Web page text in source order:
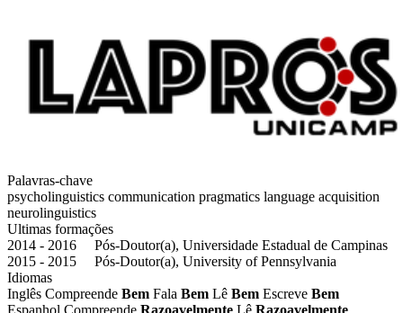
Palavras-chave
psycholinguistics communication pragmatics language acquisition
neurolinguistics
Ultimas formações
2014 - 2016 Pós-Doutor(a), Universidade Estadual de Campinas
2015 - 2015 Pós-Doutor(a), University of Pennsylvania
Idiomas
Inglês Compreende Bem Fala Bem Lê Bem Escreve Bem
Espanhol Compreende Razoavelmente Lê Razoavelmente